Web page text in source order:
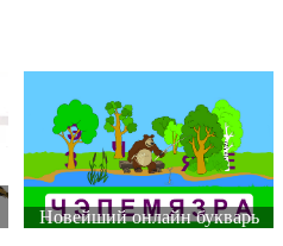
Новейший онлайн букварь